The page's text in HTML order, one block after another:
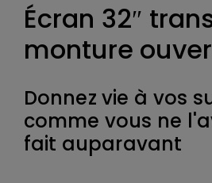
Écran 32″
monture
Donnez vie à vos
comme vous ne
fait auparavant